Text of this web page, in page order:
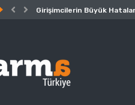
Girişimcilerin Büyük